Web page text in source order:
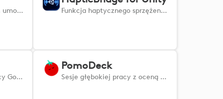
Zwiększa produktywność, umożliwiając efektywne zarządzanie skrótami. Funkcja haptycznego sprzężenia zwrotnego w myszy MX Master 4 w grach tworzonych w Unity.
Usprawnij przepływy pracy Godot dzięki MX Creative Console: wyzwalaj akcje, modyfikuj węzły i twórz szybciej.
PomoDeck
Sesje głębokiej pracy z oceną koncentracji na żywo, blokowaniem czynników rozpraszających, śledzeniem zadań oraz impulsami dotykowymi, które pomogą Ci utrzymać się w stanie pełnej koncentracji